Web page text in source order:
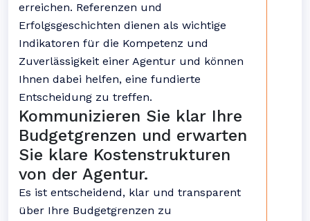
erreichen. Referenzen und
Erfolgsgeschichten dienen als wichtige
Indikatoren für die Kompetenz und
Zuverlässigkeit einer Agentur und können
Ihnen dabei helfen, eine fundierte
Entscheidung zu treffen.
Kommunizieren Sie klar Ihre
Budgetgrenzen und erwarten
Sie klare Kostenstrukturen
von der Agentur.
Es ist entscheidend, klar und transparent
über Ihre Budgetgrenzen zu